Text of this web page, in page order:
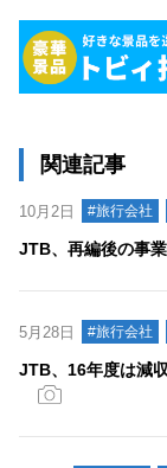
関連記事
10月2日 #旅行会社
JTB、再編後の事
5月28日 #旅行会社
JTB、16年度は減